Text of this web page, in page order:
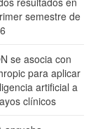
semestre de
se asocia con
para aplicar
artificial a
clínicos